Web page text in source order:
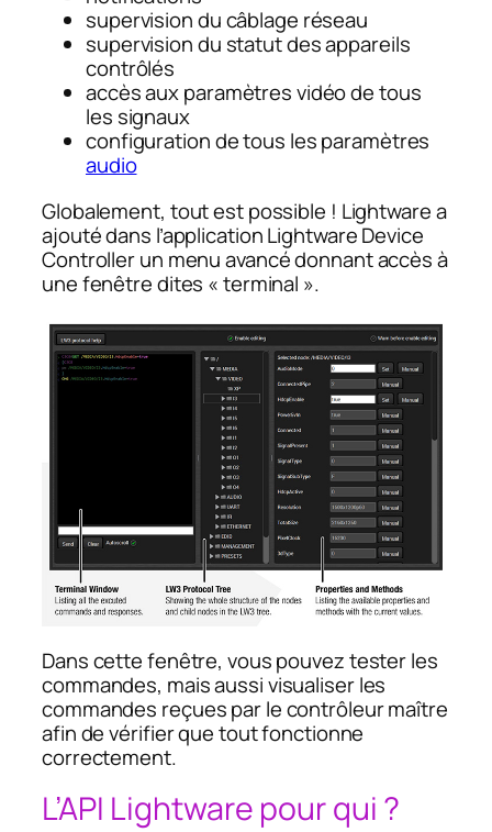
supervision du câblage réseau
supervision du statut des appareils
contrôlés
accès aux paramètres vidéo de tous
les signaux
configuration de tous les paramètres
audio
Globalement, tout est possible ! Lightware a
ajouté dans l’application Lightware Device
Controller un menu avancé donnant accès à
une fenêtre dites « terminal ».
Dans cette fenêtre, vous pouvez tester les
commandes, mais aussi visualiser les
commandes reçues par le contrôleur maître
afin de vérifier que tout fonctionne
correctement.
L’API Lightware pour qui ?